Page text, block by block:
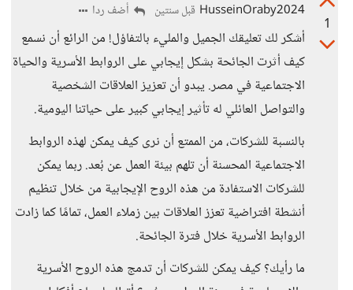
1
HusseinOraby2024 قبل سنتين أضف ردا
أشكر لك تعليقك الجميل والمليء بالتفاؤل! من الرائع أن نسمع
كيف أثرت الجائحة بشكل إيجابي على الروابط الأسرية والحياة
الاجتماعية في مصر. يبدو أن تعزيز العلاقات الشخصية
والتواصل العائلي له تأثير إيجابي كبير على حياتنا اليومية.
بالنسبة للشركات، من الممتع أن نرى كيف يمكن لهذه الروابط
الاجتماعية المحسنة أن تلهم بيئة العمل عن بُعد. ربما يمكن
للشركات الاستفادة من هذه الروح الإيجابية من خلال تنظيم
أنشطة افتراضية تعزز العلاقات بين زملاء العمل، تمامًا كما زادت
الروابط الأسرية خلال فترة الجائحة.
ما رأيك؟ كيف يمكن للشركات أن تدمج هذه الروح الأسرية